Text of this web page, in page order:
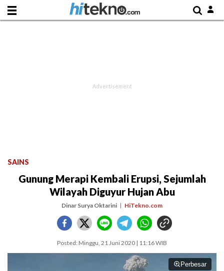
SAINS
Gunung Merapi Kembali Erupsi, Sejumlah
Wilayah Diguyur Hujan Abu
Dinar Surya Oktarini HiTekno.com
Posted: Minggu, 21 Juni 2020 | 11:16 WIB
Perbesar